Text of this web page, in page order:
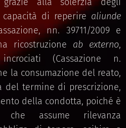
di reperire aliunde
nn. 39711/2009 e
ricostruzione ab externo,
(Cassazione n.
la consumazione del reato,
del termine di prescrizione,
della condotta, poiché è
assume rilevanza